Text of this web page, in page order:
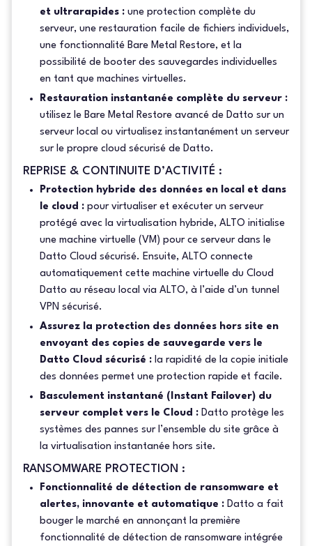
et ultrarapides : une protection complète du
serveur, une restauration facile de fichiers individuels,
une fonctionnalité Bare Metal Restore, et la
possibilité de booter des sauvegardes individuelles
en tant que machines virtuelles.
Restauration instantanée complète du serveur :
utilisez le Bare Metal Restore avancé de Datto sur un
serveur local ou virtualisez instantanément un serveur
sur le propre cloud sécurisé de Datto.
REPRISE & CONTINUITE D’ACTIVITÉ :
Protection hybride des données en local et dans
le cloud : pour virtualiser et exécuter un serveur
protégé avec la virtualisation hybride, ALTO initialise
une machine virtuelle (VM) pour ce serveur dans le
Datto Cloud sécurisé. Ensuite, ALTO connecte
automatiquement cette machine virtuelle du Cloud
Datto au réseau local via ALTO, à l’aide d’un tunnel
VPN sécurisé.
Assurez la protection des données hors site en
envoyant des copies de sauvegarde vers le
Datto Cloud sécurisé : la rapidité de la copie initiale
des données permet une protection rapide et facile.
Basculement instantané (Instant Failover) du
serveur complet vers le Cloud : Datto protège les
systèmes des pannes sur l’ensemble du site grâce à
la virtualisation instantanée hors site.
RANSOMWARE PROTECTION :
Fonctionnalité de détection de ransomware et
alertes, innovante et automatique : Datto a fait
bouger le marché en annonçant la première
fonctionnalité de détection de ransomware intégrée